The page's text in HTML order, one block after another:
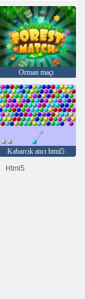
Orman maçı
Kabarcık atıcı html5
Html5